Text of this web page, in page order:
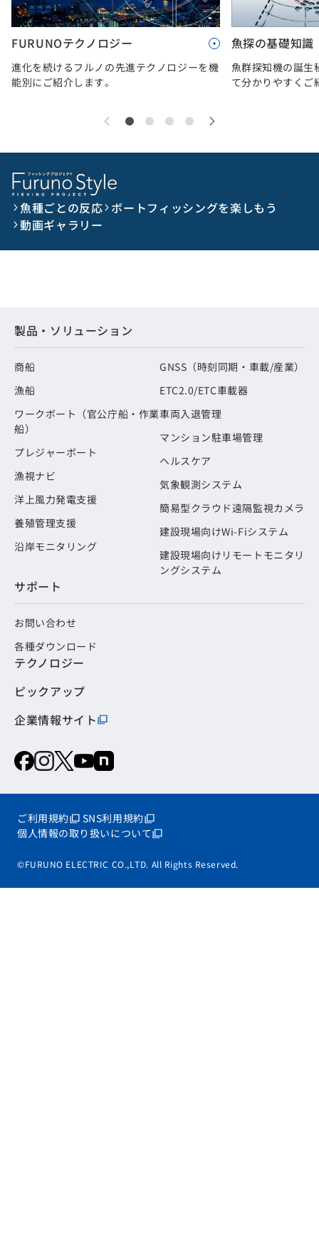
FURUNOテクノロジー
進化を続けるフルノの先進テクノロジーを機
能別にご紹介します。
魚探の基礎知識
魚群探知機の誕生
て分かりやすくご
魚種ごとの反応 ボートフィッシングを楽しもう
動画ギャラリー
製品・ソリューション
商船
漁船
ワークボート（官公庁船・作業
船）
プレジャーボート
漁視ナビ
洋上風力発電支援
養殖管理支援
沿岸モニタリング
GNSS（時刻同期・車載/産業）
ETC2.0/ETC車載器
車両入退管理
マンション駐車場管理
ヘルスケア
気象観測システム
簡易型クラウド遠隔監視カメラ
建設現場向けWi-Fiシステム
建設現場向けリモートモニタリ
ングシステム
サポート
お問い合わせ
各種ダウンロード
テクノロジー
ピックアップ
企業情報サイト
ご利用規約
SNS利用規約
個人情報の取り扱いについて
©FURUNO ELECTRIC CO.,LTD. All Rights Reserved.